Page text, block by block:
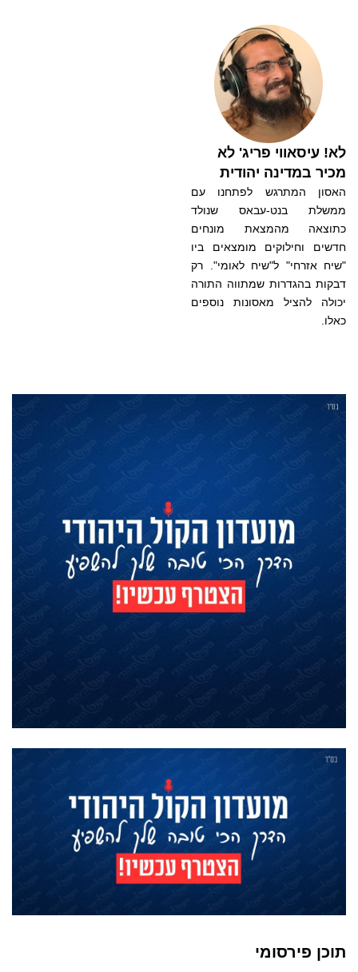
לא! עיסאווי פריג' לא
מכיר במדינה יהודית
האסון המתרגש לפתחנו עם
ממשלת בנט-עבאס שנולד
כתוצאה מהמצאת מונחים
חדשים וחילוקים מומצאים ביו
"שיח אזרחי" ל"שיח לאומי". רק
דבקות בהגדרות שמתווה התורה
יכולה להציל מאסונות נוספים
כאלו.
תוכן פירסומי